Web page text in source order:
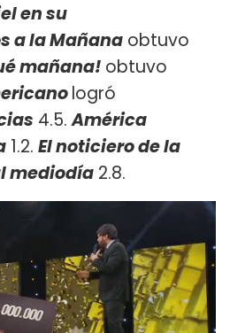
en su
a la Mañana obtuvo
mañana! obtuvo
logró
4.5.América
1.2. El noticiero de la
mediodía 2.8.